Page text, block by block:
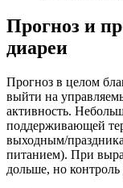
Прогноз и
диареи
Прогноз в целом
выйти на
активность.
поддерживающей
выходным/
питанием). При
дольше, но